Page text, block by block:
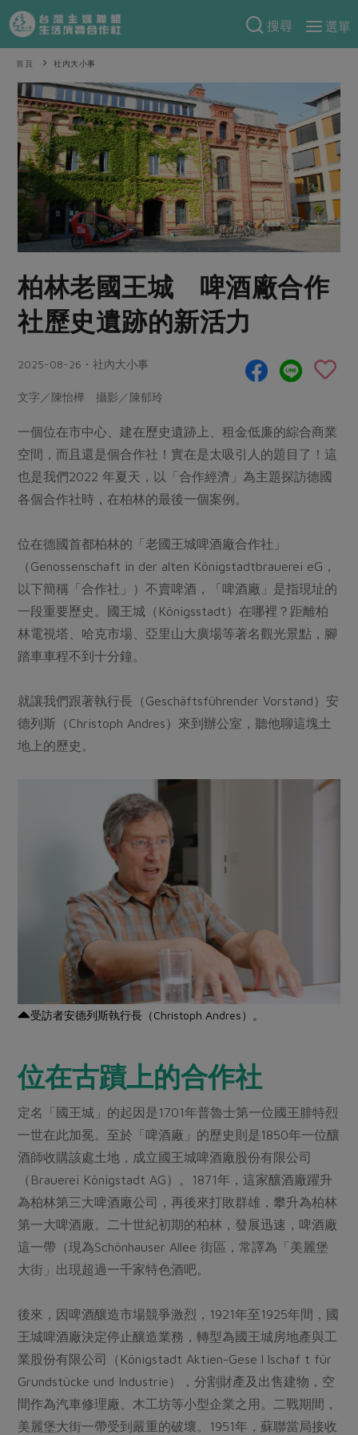
搜尋
選單
產品分類
當季蔬果
一籃菜 當令水果
芽苗類 蕈菇類
辛香料類
奶蛋豆・五穀
蛋 乳製品
豆製品 米麵雜糧
肉品・水產
畜產肉類
水畜加工品
調理食材・點心
調味醬料/南北貨 烘焙
休閒零嘴 沖泡飲品
居家好物
美妝保養
家庭清潔 織品
日用品
最新產品
素食專區
樂齡友善
食譜料理
食材
米食
麵食
肉食
海鮮
常備菜
蔬食
蛋料理
料理方式
醬料
湯品．鍋物
漬物
涼拌沙拉
飲品
主題食譜
異國料理
養身食補
節慶大餐
特別企畫
預購活動
把最好的台灣味帶回家！
防災用品預購圓滿結束
更多預購活動
合作25-精選產品第四彈
合作25-精選產品第三彈
更多當季產品
主婦聯盟X樂齡網特約優惠案
2024農業發展計畫年度報告
更多議題活動
綠主張
觀點文章
主婦食堂 一籃菜真心話
社內大小事 合作聯合國
產品故事 生活提案
樂齡生活 親子食育
廚房瑜伽
減硝酸鹽 惜食
非基改運動 支持本土農糧
廢核運動 能源議題
更多議題
生活者e週報
典藏閱覽室
關於合作社
關於我們
合作社組織
產品檢驗
自主把關
檢驗報告
硝酸鹽檢驗
社員權益
合作社法規
社務專區
選舉專區
媒體報導
下載專區
地區活動
首頁 社內大小事
柏林老國王城 啤酒廠合作
社歷史遺跡的新活力
2025-08-26・社內大小事
文字／陳怡樺 攝影／陳郁玲
一個位在市中心、建在歷史遺跡上、租金低廉的綜合商業
空間，而且還是個合作社！實在是太吸引人的題目了！這
也是我們2022 年夏天，以「合作經濟」為主題探訪德國
各個合作社時，在柏林的最後一個案例。
位在德國首都柏林的「老國王城啤酒廠合作社」
（Genossenschaft in der alten Königstadtbrauerei eG，
以下簡稱「合作社」）不賣啤酒，「啤酒廠」是指現址的
一段重要歷史。國王城（Königsstadt）在哪裡？距離柏
林電視塔、哈克市場、亞里山大廣場等著名觀光景點，腳
踏車車程不到十分鐘。
就讓我們跟著執行長（Geschäftsführender Vorstand）安
德列斯（Christoph Andres）來到辦公室，聽他聊這塊土
地上的歷史。
受訪者安德列斯執行長（Christoph Andres）。
位在古蹟上的合作社
定名「國王城」的起因是1701年普魯士第一位國王腓特烈
一世在此加冕。至於「啤酒廠」的歷史則是1850年一位釀
酒師收購該處土地，成立國王城啤酒廠股份有限公司
（Brauerei Königstadt AG）。1871年，這家釀酒廠躍升
為柏林第三大啤酒廠公司，再後來打敗群雄，攀升為柏林
第一大啤酒廠。二十世紀初期的柏林，發展迅速，啤酒廠
這一帶（現為Schönhauser Allee 街區，常譯為「美麗堡
大街」出現超過一千家特色酒吧。
後來，因啤酒釀造市場競爭激烈，1921年至1925年間，國
王城啤酒廠決定停止釀造業務，轉型為國王城房地產與工
業股份有限公司（Königstadt Aktien-Gese l lschaf t für
Grundstücke und Industrie），分割財產及出售建物，空
間作為汽車修理廠、木工坊等小型企業之用。二戰期間，
美麗堡大街一帶受到嚴重的破壞。1951年，蘇聯當局接收